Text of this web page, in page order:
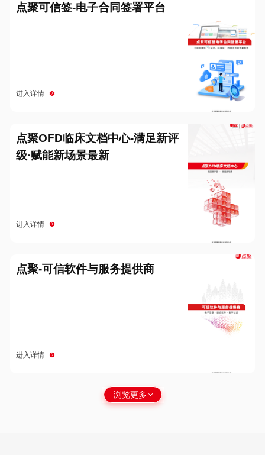
点聚可信签-电子合同签署平台
进入详情
点聚OFD临床文档中心-满足新评
级·赋能新场景最新
进入详情
点聚-可信软件与服务提供商
进入详情
浏览更多